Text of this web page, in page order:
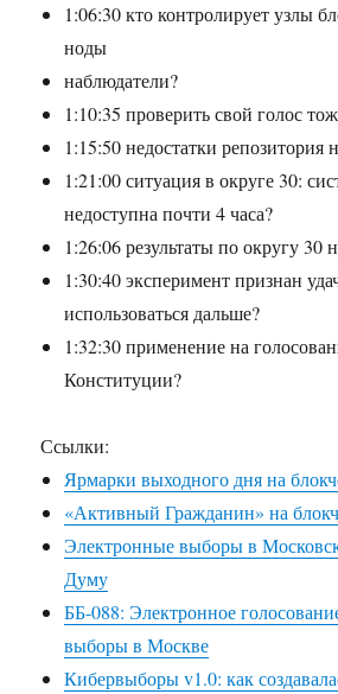
1:06:30 кто контролирует узлы
ноды
наблюдатели?
1:10:35 проверить свой голос
1:15:50 недостатки репозитория
1:21:00 ситуация в округе 30:
недоступна почти 4 часа?
1:26:06 результаты по округу 30
1:30:40 эксперимент признан
использоваться дальше?
1:32:30 применение на
Конституции?
Ссылки:
Ярмарки выходного дня на
«Активный Гражданин» на
Электронные выборы в
Думу
ББ-088: Электронное
выборы в Москве
Кибервыборы v1.0: как